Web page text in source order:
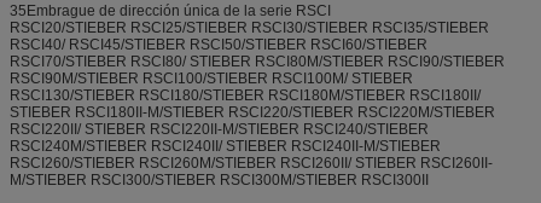
35Embrague de dirección única de la serie RSCI
RSCI20/STIEBER RSCI25/STIEBER RSCI30/STIEBER RSCI35/STIEBER
RSCI40/ RSCI45/STIEBER RSCI50/STIEBER RSCI60/STIEBER
RSCI70/STIEBER RSCI80/ STIEBER RSCI80M/STIEBER RSCI90/STIEBER
RSCI90M/STIEBER RSCI100/STIEBER RSCI100M/ STIEBER
RSCI130/STIEBER RSCI180/STIEBER RSCI180M/STIEBER RSCI180II/
STIEBER RSCI180II-M/STIEBER RSCI220/STIEBER RSCI220M/STIEBER
RSCI220II/ STIEBER RSCI220II-M/STIEBER RSCI240/STIEBER
RSCI240M/STIEBER RSCI240II/ STIEBER RSCI240II-M/STIEBER
RSCI260/STIEBER RSCI260M/STIEBER RSCI260II/ STIEBER RSCI260II-
M/STIEBER RSCI300/STIEBER RSCI300M/STIEBER RSCI300II